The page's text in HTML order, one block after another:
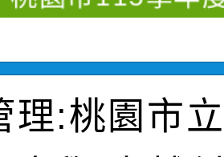
12招)
生本土語及新住
要點
「桃園市115學
施要點」
「115年金融知
」
中市政府政風處
理:桃園市